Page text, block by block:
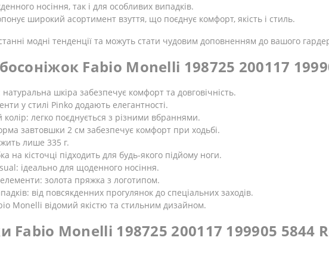
носіння, так і для особливих випадків.
широкий асортимент взуття, що поєднує комфорт, якість і стиль.
модні тенденції та можуть стати чудовим доповненням до вашого
Fabio Monelli 198725 200117
натуральна шкіра забезпечує комфорт та довговічність.
у стилі Pinko додають елегантності.
легко поєднується з різними вбраннями.
завтовшки 2 см забезпечує комфорт при ходьбі.
лише 335 г.
на кісточці підходить для будь-якого підйому ноги.
ідеально для щоденного носіння.
золота пряжка з логотипом.
від повсякденних прогулянок до спеціальних заходів.
Monelli відомий якістю та стильним дизайном.
Fabio Monelli 198725 200117 199905 5844